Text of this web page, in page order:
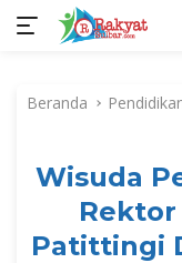
kontenBeranda
Wisuda
Rektor
Patittingi